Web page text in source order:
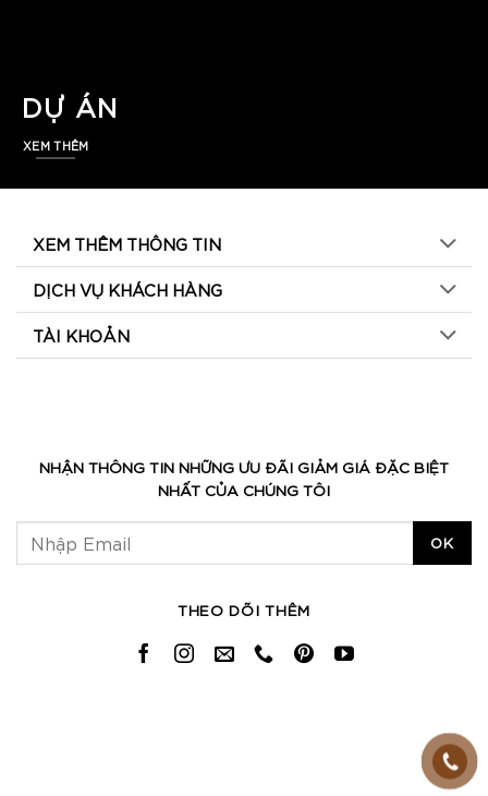
DỰ ÁN
XEM THÊM
XEM THÊM THÔNG TIN
DỊCH VỤ KHÁCH HÀNG
TÀI KHOẢN
NHẬN THÔNG TIN NHỮNG ƯU ĐÃI GIẢM GIÁ ĐẶC BIỆT
NHẤT CỦA CHÚNG TÔI
THEO DÕI THÊM